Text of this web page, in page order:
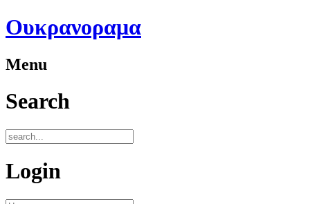
Ουκρανοραμα
Menu
Search
Login